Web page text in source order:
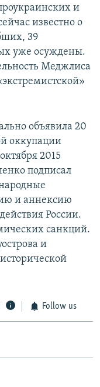
и
известно о
39
уже осуждены.
Меджлиса
объявила 20
оккупации
2015
подписал
и аннексию
России.
санкций.
и
Follow us